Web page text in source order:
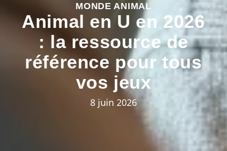
MONDE ANIMAL
Animal en U en 2026
: la ressource de
référence pour tous
vos jeux
8 juin 2026